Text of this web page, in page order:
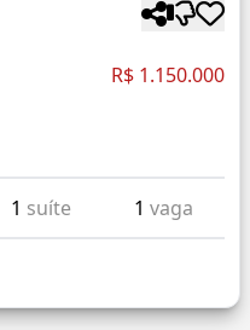
R$ 1.150.000
1 suíte 1 vaga